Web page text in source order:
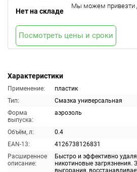
Характеристики
Применение:
пластик
Тип:
Смазка универсальная
Форма
выпуска:
аэрозоль
Объём, л:
0.4
EAN-13:
4126738126831
Расширенное
описание:
Быстро и эффективно
никотиновые загрязнения.
выгорания,
Нет на складе
Мы можем привезти
Посмотреть цены и сроки